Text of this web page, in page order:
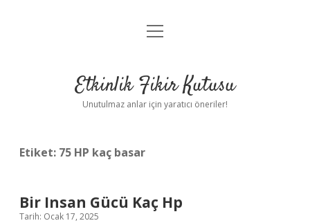
Anasayfa
Yasal Uyarı
menüyü
Etkinlik Fikir Kutusu
Unutulmaz anlar için yaratıcı öneriler!
Etiket: 75 HP kaç basar
Bir Insan Gücü Kaç Hp
Tarih: Ocak 17, 2025